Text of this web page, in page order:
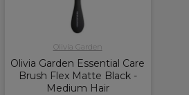
Olivia Garden
Olivia Garden Essential Care
Brush Flex Matte Black -
Medium Hair